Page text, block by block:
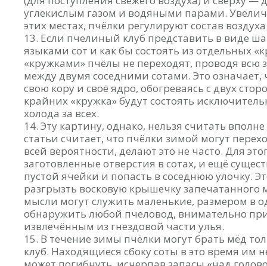
углекислым газом и водяными парами.
этих местах, пчёлки регулируют состав
Если пчелиный клуб представить в виде
языками сот и как бы состоять из отдельных
«кружками» пчёлы не переходят, проводя всю
между двумя соседними сотами. Это
свою кору и своё ядро, обогреваясь с двух
крайних «кружка» будут состоять
холода за всех.
Эту картину, однако, нельзя считать
статьи считает, что пчёлки зимой могут
всей вероятности, делают это не часто. Для
заготовленные отверстия в сотах, и ещё
пустой ячейки и попасть в соседнюю улочку.
разгрызть восковую крышечку
мысли могут служить маленькие, размером в
обнаружить любой пчеловод, внимательно
извлечённым из гнездовой части улья.
В течение зимы пчёлки могут брать мёд
клуб. Находящиеся сбоку соты в это время им